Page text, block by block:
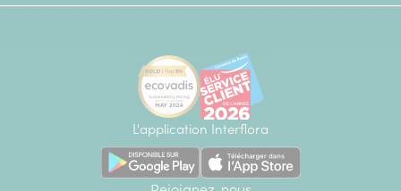
L'application Interflora